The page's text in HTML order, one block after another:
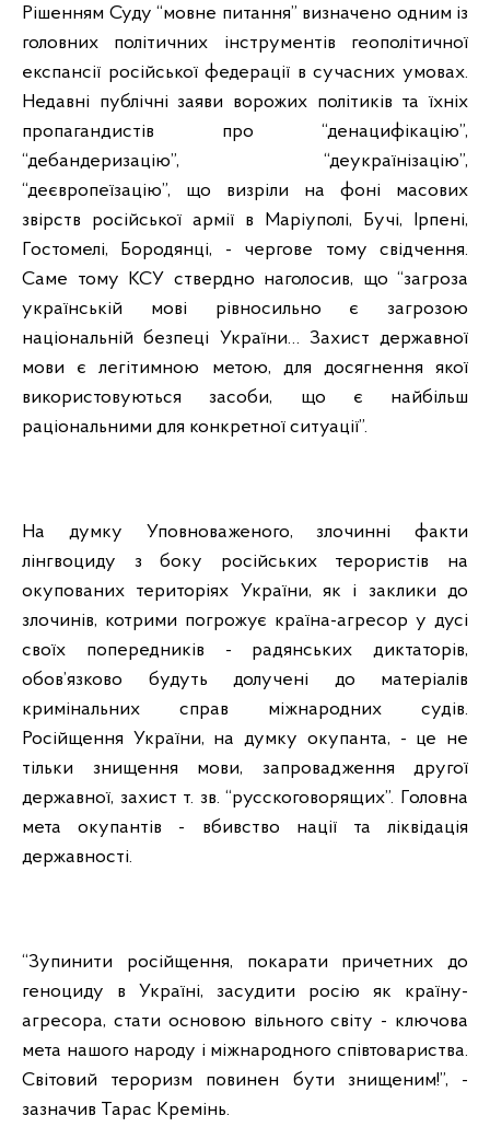
Рішенням Суду “мовне питання” визначено одним із
головних політичних інструментів геополітичної
експансії російської федерації в сучасних умовах.
Недавні публічні заяви ворожих політиків та їхніх
пропагандистів про “денацифікацію”,
“дебандеризацію”, “деукраїнізацію”,
“деєвропеїзацію”, що визріли на фоні масових
звірств російської армії в Маріуполі, Бучі, Ірпені,
Гостомелі, Бородянці, - чергове тому свідчення.
Саме тому КСУ ствердно наголосив, що “загроза
українській мові рівносильно є загрозою
національній безпеці України… Захист державної
мови є легітимною метою, для досягнення якої
використовуються засоби, що є найбільш
раціональними для конкретної ситуації”.
На думку Уповноваженого, злочинні факти
лінгвоциду з боку російських терористів на
окупованих територіях України, як і заклики до
злочинів, котрими погрожує країна-агресор у дусі
своїх попередників - радянських диктаторів,
обов’язково будуть долучені до матеріалів
кримінальних справ міжнародних судів.
Російщення України, на думку окупанта, - це не
тільки знищення мови, запровадження другої
державної, захист т. зв. “русскоговорящих”. Головна
мета окупантів - вбивство нації та ліквідація
державності.
“Зупинити російщення, покарати причетних до
геноциду в Україні, засудити росію як країну-
агресора, стати основою вільного світу - ключова
мета нашого народу і міжнародного співтовариства.
Світовий тероризм повинен бути знищеним!”, -
зазначив Тарас Кремінь.